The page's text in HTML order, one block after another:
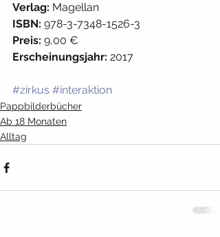
Verlag: Magellan
ISBN: 978-3-7348-1526-3
Preis: 9,00 €
Erscheinungsjahr: 2017
#zirkus #interaktion
Pappbilderbücher
Ab 18 Monaten
Alltag